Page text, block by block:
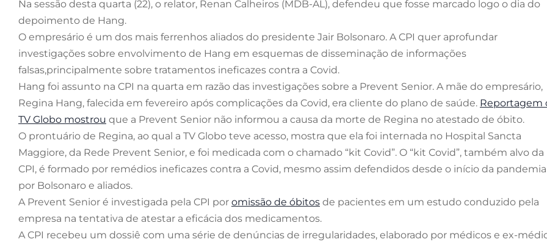
Na sessão desta quarta (22), o relator, Renan Calheiros (MDB-AL), defendeu que fosse marcado logo o dia do
depoimento de Hang.
O empresário é um dos mais ferrenhos aliados do presidente Jair Bolsonaro. A CPI quer aprofundar
investigações sobre envolvimento de Hang em esquemas de disseminação de informações
falsas,principalmente sobre tratamentos ineficazes contra a Covid.
Hang foi assunto na CPI na quarta em razão das investigações sobre a Prevent Senior. A mãe do empresário,
Regina Hang, falecida em fevereiro após complicações da Covid, era cliente do plano de saúde. Reportagem
TV Globo mostrou que a Prevent Senior não informou a causa da morte de Regina no atestado de óbito.
O prontuário de Regina, ao qual a TV Globo teve acesso, mostra que ela foi internada no Hospital Sancta
Maggiore, da Rede Prevent Senior, e foi medicada com o chamado “kit Covid”. O “kit Covid”, também alvo da
CPI, é formado por remédios ineficazes contra a Covid, mesmo assim defendidos desde o início da pandemia
por Bolsonaro e aliados.
A Prevent Senior é investigada pela CPI por omissão de óbitos de pacientes em um estudo conduzido pela
empresa na tentativa de atestar a eficácia dos medicamentos.
A CPI recebeu um dossiê com uma série de denúncias de irregularidades, elaborado por médicos e ex-